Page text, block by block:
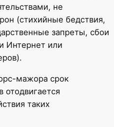
не
(стихийные бедствия,
запреты, сбои
Интернет или
мажора срок
отодвигается
таких